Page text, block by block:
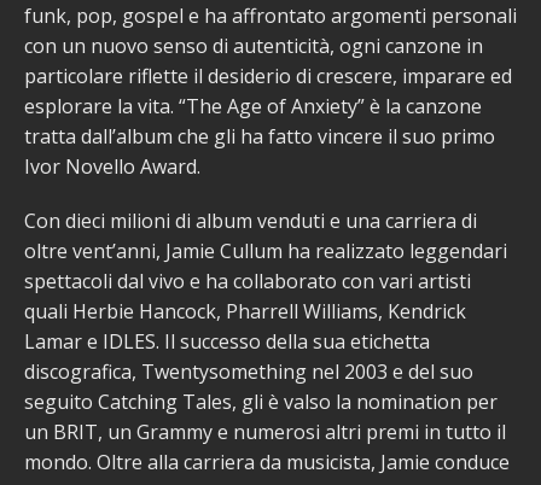
funk, pop, gospel e ha affrontato argomenti personali
con un nuovo senso di autenticità, ogni canzone in
particolare riflette il desiderio di crescere, imparare ed
esplorare la vita. “The Age of Anxiety” è la canzone
tratta dall’album che gli ha fatto vincere il suo primo
Ivor Novello Award.
Con dieci milioni di album venduti e una carriera di
oltre vent’anni, Jamie Cullum ha realizzato leggendari
spettacoli dal vivo e ha collaborato con vari artisti
quali Herbie Hancock, Pharrell Williams, Kendrick
Lamar e IDLES. Il successo della sua etichetta
discografica, Twentysomething nel 2003 e del suo
seguito Catching Tales, gli è valso la nomination per
un BRIT, un Grammy e numerosi altri premi in tutto il
mondo. Oltre alla carriera da musicista, Jamie conduce